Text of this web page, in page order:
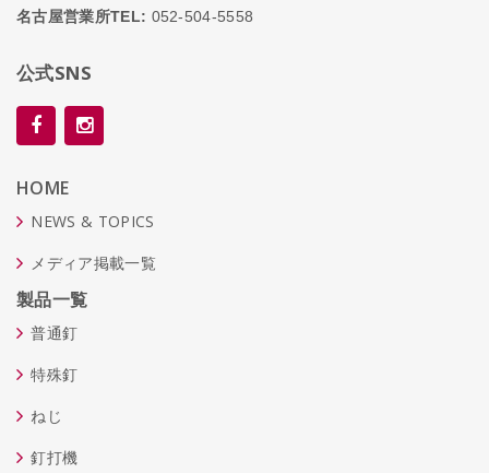
名古屋営業所TEL: 052-504-5558
公式SNS
HOME
NEWS & TOPICS
メディア掲載一覧
製品一覧
普通釘
特殊釘
ねじ
釘打機